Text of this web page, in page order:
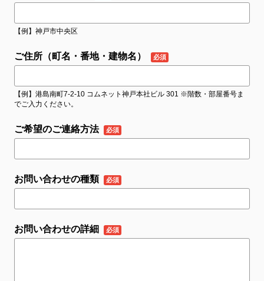
【例】神戸市中央区
ご住所（町名・番地・建物名）
【例】港島南町7-2-10 コムネット神戸本社ビル 301 ※階数・部屋番号ま
でご入力ください。
ご希望のご連絡方法
お問い合わせの種類
お問い合わせの詳細